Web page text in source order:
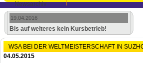
Newsarchiv
19.04.2016
Bis auf weiteres kein Kursbetrieb!
WSA BEI DER WELTMEISTERSCHAFT IN
04.05.2015